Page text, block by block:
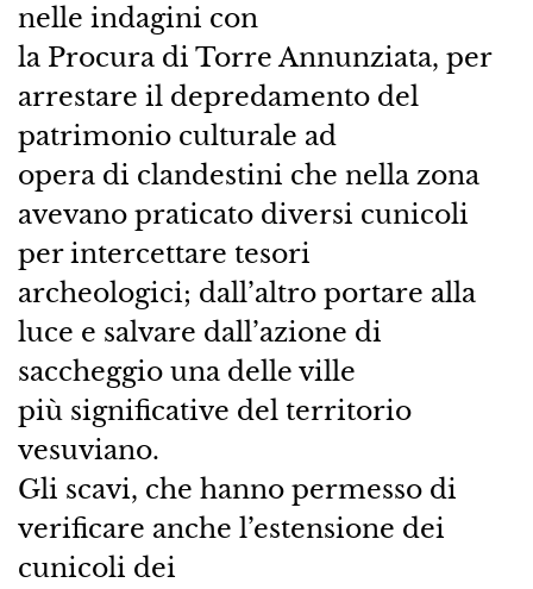
nelle indagini con
la Procura di Torre Annunziata, per
arrestare il depredamento del
patrimonio culturale ad
opera di clandestini che nella zona
avevano praticato diversi cunicoli
per intercettare tesori
archeologici; dall’altro portare alla
luce e salvare dall’azione di
saccheggio una delle ville
più significative del territorio
vesuviano.
Gli scavi, che hanno permesso di
verificare anche l’estensione dei
cunicoli dei